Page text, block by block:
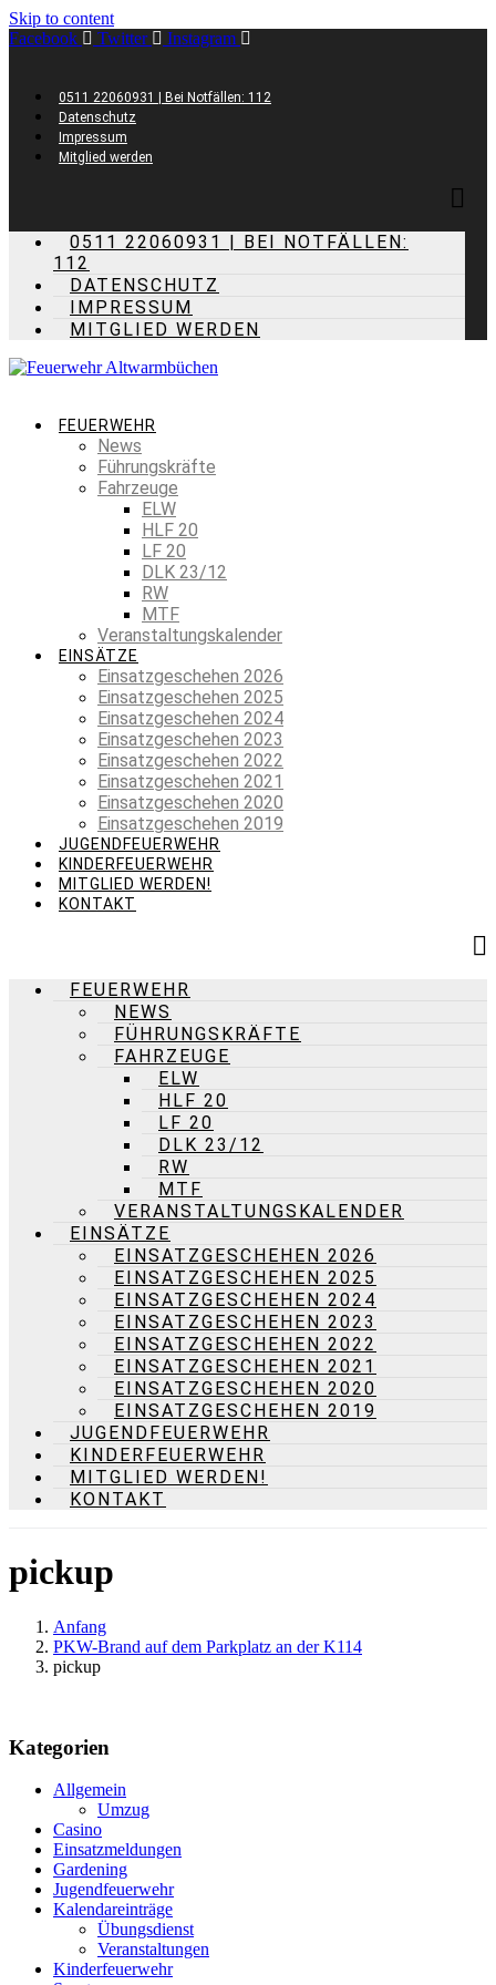
Skip to content
Facebook
Twitter Instagram
0511 22060931 | Bei Notfällen: 112
Datenschutz
Impressum
Mitglied werden
0511 22060931 | BEI NOTFÄLLEN:
112
DATENSCHUTZ
IMPRESSUM
MITGLIED WERDEN
FEUERWEHR
News
Führungskräfte
Fahrzeuge
ELW
HLF 20
LF 20
DLK 23/12
RW
MTF
Veranstaltungskalender
EINSÄTZE
Einsatzgeschehen 2026
Einsatzgeschehen 2025
Einsatzgeschehen 2024
Einsatzgeschehen 2023
Einsatzgeschehen 2022
Einsatzgeschehen 2021
Einsatzgeschehen 2020
Einsatzgeschehen 2019
JUGENDFEUERWEHR
KINDERFEUERWEHR
MITGLIED WERDEN!
KONTAKT
FEUERWEHR
NEWS
FÜHRUNGSKRÄFTE
FAHRZEUGE
ELW
HLF 20
LF 20
DLK 23/12
RW
MTF
VERANSTALTUNGSKALENDER
EINSÄTZE
EINSATZGESCHEHEN 2026
EINSATZGESCHEHEN 2025
EINSATZGESCHEHEN 2024
EINSATZGESCHEHEN 2023
EINSATZGESCHEHEN 2022
EINSATZGESCHEHEN 2021
EINSATZGESCHEHEN 2020
EINSATZGESCHEHEN 2019
JUGENDFEUERWEHR
KINDERFEUERWEHR
MITGLIED WERDEN!
KONTAKT
pickup
Anfang
PKW-Brand auf dem Parkplatz an der K114
pickup
Kategorien
Allgemein
Umzug
Casino
Einsatzmeldungen
Gardening
Jugendfeuerwehr
Kalendareinträge
Übungsdienst
Veranstaltungen
Kinderfeuerwehr